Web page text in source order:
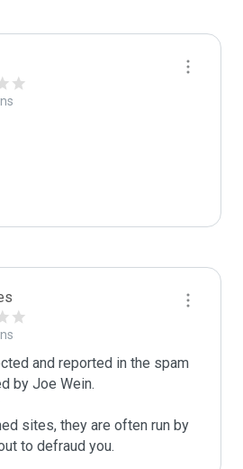
and reported in the spam
by Joe Wein.
sites, they are often run by
to defraud you.